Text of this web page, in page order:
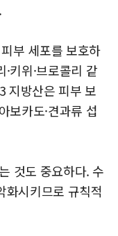
부 세포를 보호하
키위·브로콜리 같
지방산은 피부 보
보카도·견과류 섭
것도 중요하다. 수
화시키므로 규칙적